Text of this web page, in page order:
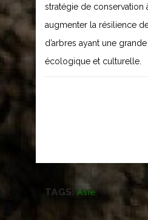
stratégie de
augmenter la résilience
d’arbres ayant une
écologique et culturelle.
TAGS: Asie